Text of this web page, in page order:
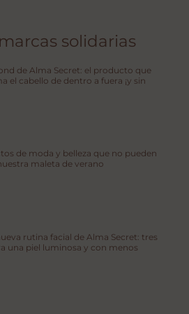
solidarias
de Alma Secret: el producto que
el cabello de dentro a fuera ¡y sin
de moda y belleza que no pueden
maleta de verano
rutina facial de Alma Secret: tres
una piel luminosa y con menos